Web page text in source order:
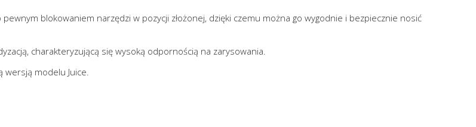
blokowaniem narzędzi w pozycji złożonej, dzięki czemu można go wygodnie i bezpiecznie nosić
charakteryzującą się wysoką odpornością na zarysowania.
modelu Juice.